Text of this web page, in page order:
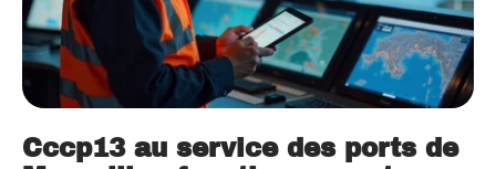
Cccp13 au service des ports de